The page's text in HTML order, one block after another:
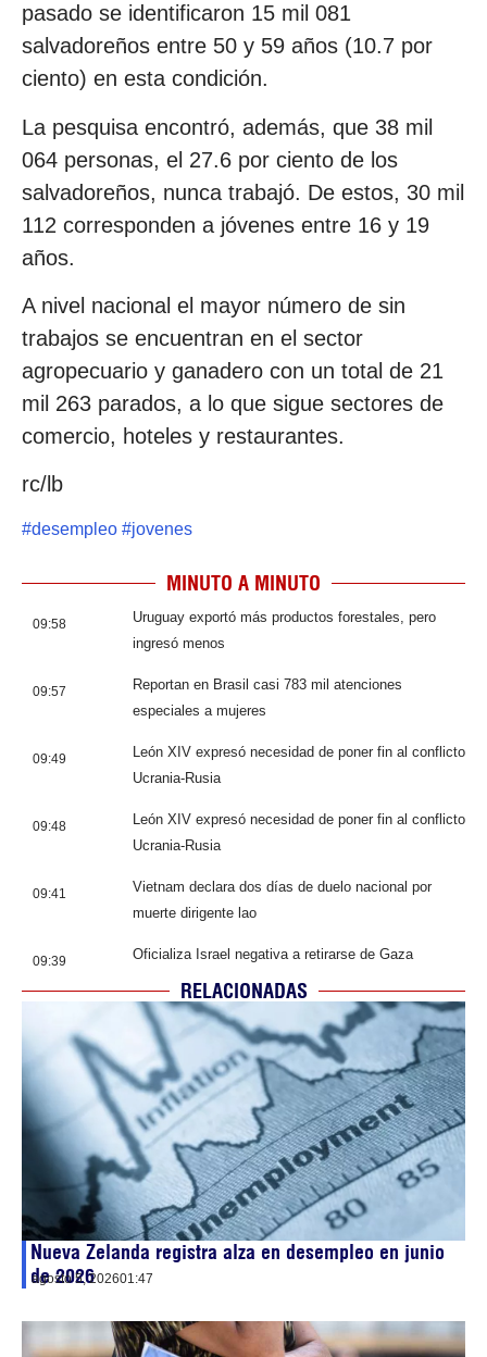
pasado se identificaron 15 mil 081
salvadoreños entre 50 y 59 años (10.7 por
ciento) en esta condición.
La pesquisa encontró, además, que 38 mil
064 personas, el 27.6 por ciento de los
salvadoreños, nunca trabajó. De estos, 30 mil
112 corresponden a jóvenes entre 16 y 19
años.
A nivel nacional el mayor número de sin
trabajos se encuentran en el sector
agropecuario y ganadero con un total de 21
mil 263 parados, a lo que sigue sectores de
comercio, hoteles y restaurantes.
rc/lb
#desempleo #jovenes
MINUTO A MINUTO
09:58
Uruguay exportó más productos forestales, pero
ingresó menos
09:57
Reportan en Brasil casi 783 mil atenciones
especiales a mujeres
09:49
León XIV expresó necesidad de poner fin al conflicto
Ucrania-Rusia
09:48
León XIV expresó necesidad de poner fin al conflicto
Ucrania-Rusia
09:41
Vietnam declara dos días de duelo nacional por
muerte dirigente lao
09:39 Oficializa Israel negativa a retirarse de Gaza
RELACIONADAS
Nueva Zelanda registra alza en desempleo en junio
de 2026
agosto 5, 202601:47